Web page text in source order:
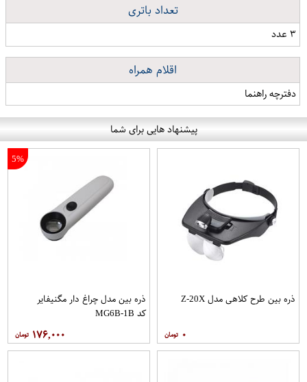
تعداد باتری
۳ عدد
اقلام همراه
دفترچه راهنما
پیشنهاد هایی برای شما
ذره بین طرح کلاهی مدل Z-20X
۰
5%
ذره بین مدل چراغ دار مگنیفایر
کد MG6B-1B
۱۷۶,۰۰۰